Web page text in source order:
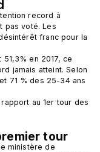
record à
pas voté. Les
franc pour la
51,3% en 2017, ce
jamais atteint. Selon
71 % des 25-34 ans
au 1er tour des
tour
ministère de